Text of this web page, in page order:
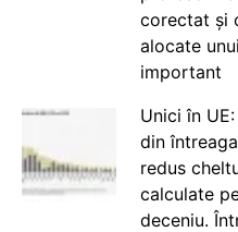
corectat și
alocate
important
Unici în
din
redus
calculate
deceniu.